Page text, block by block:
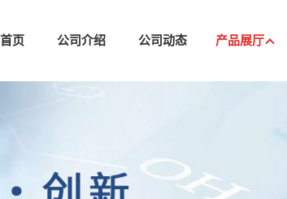
页 公司介绍 公司动态 产品展厅